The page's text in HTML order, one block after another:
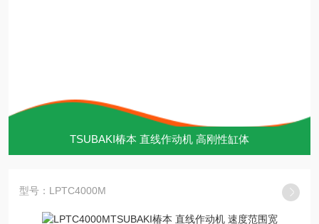
TSUBAKI椿本 直线作动机 高刚性缸体
型号：LPTC4000M